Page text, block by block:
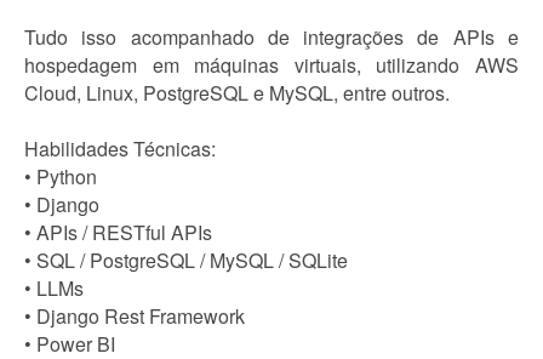
Tudo isso acompanhado de integrações de APIs e
hospedagem em máquinas virtuais, utilizando AWS
Cloud, Linux, PostgreSQL e MySQL, entre outros.
Habilidades Técnicas:
• Python
• Django
• APIs / RESTful APIs
• SQL / PostgreSQL / MySQL / SQLite
• LLMs
• Django Rest Framework
• Power BI